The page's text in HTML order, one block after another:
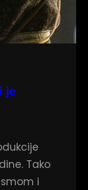
je
Tako
i